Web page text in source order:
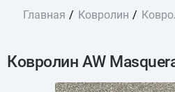
Главная Ковролин
Ковролин AW